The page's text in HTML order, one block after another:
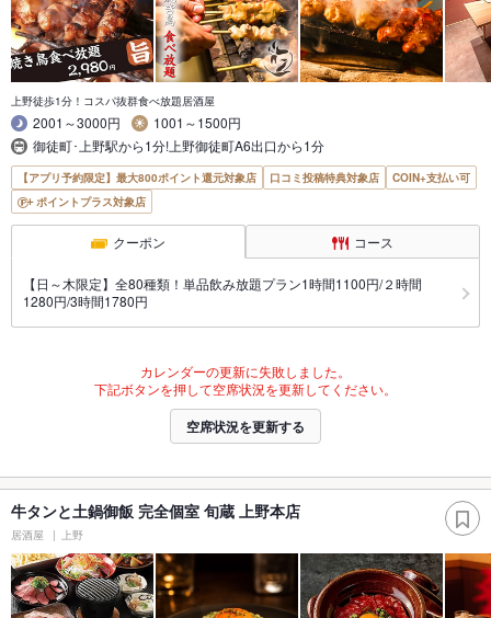
上野徒歩1分！コスパ抜群食べ放題居酒屋
2001～3000円
1001～1500円
御徒町･上野駅から1分!上野御徒町A6出口から1分
【アプリ予約限定】最大800ポイント還元対象店 口コミ投稿特典対象店
COIN+支払い可
ポイントプラス対象店
クーポン コース
【日～木限定】全80種類！単品飲み放題プラン1時間1100円/２時間
1280円/3時間1780円
カレンダーの更新に失敗しました。
下記ボタンを押して空席状況を更新してください。
空席状況を更新する
牛タンと土鍋御飯 完全個室 旬蔵 上野本店
居酒屋 上野